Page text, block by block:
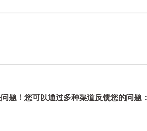
题！您可以通过多种渠道反馈您的问题：